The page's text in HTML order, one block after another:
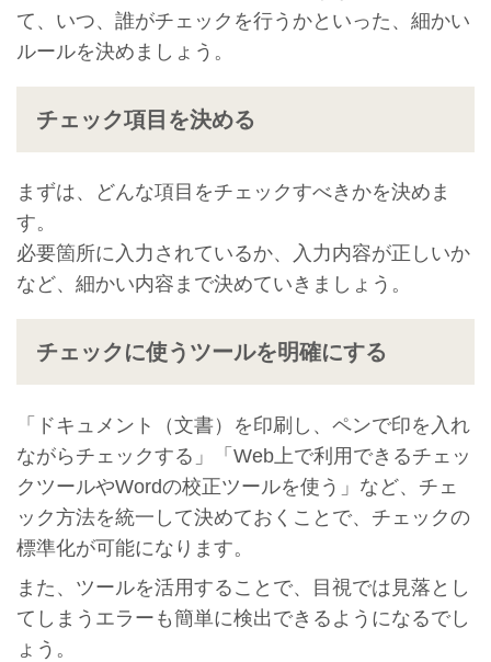
て、いつ、誰がチェックを行うかといった、細かい
ルールを決めましょう。
チェック項目を決める
まずは、どんな項目をチェックすべきかを決めま
す。
必要箇所に入力されているか、入力内容が正しいか
など、細かい内容まで決めていきましょう。
チェックに使うツールを明確にする
「ドキュメント（文書）を印刷し、ペンで印を入れ
ながらチェックする」「Web上で利用できるチェッ
クツールやWordの校正ツールを使う」など、チェ
ック方法を統一して決めておくことで、チェックの
標準化が可能になります。
また、ツールを活用することで、目視では見落とし
てしまうエラーも簡単に検出できるようになるでし
ょう。